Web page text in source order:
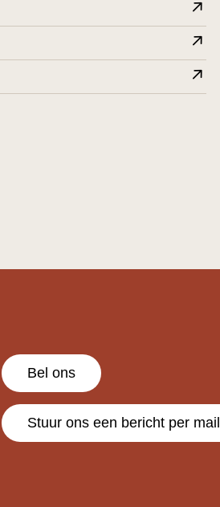
Bel ons
Stuur ons een bericht per mail